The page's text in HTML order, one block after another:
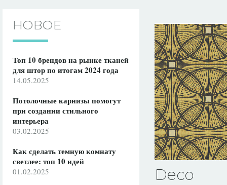
НОВОЕ
Топ 10 брендов на рынке тканей
для штор по итогам 2024 года
14.05.2025
Потолочные карнизы помогут
при создании стильного
интерьера
03.02.2025
Как сделать темную комнату
светлее: топ 10 идей
01.02.2025 Deco